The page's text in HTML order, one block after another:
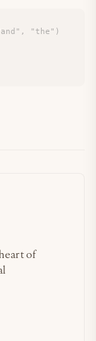
"the")
of